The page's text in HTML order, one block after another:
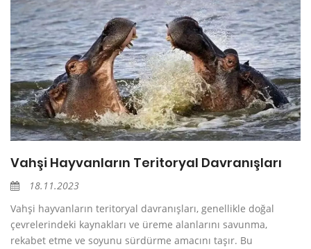
Vahşi Hayvanların Teritoryal Davranışları
18.11.2023
Vahşi hayvanların teritoryal davranışları, genellikle doğal
çevrelerindeki kaynakları ve üreme alanlarını savunma,
rekabet etme ve soyunu sürdürme amacını taşır. Bu